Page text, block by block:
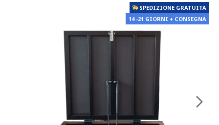
SPEDIZIONE GRATUITA
14 -21 GIORNI + CONSEGNA